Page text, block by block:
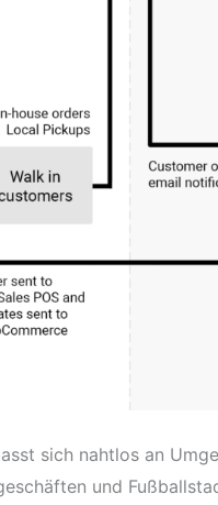
sich nahtlos an
und